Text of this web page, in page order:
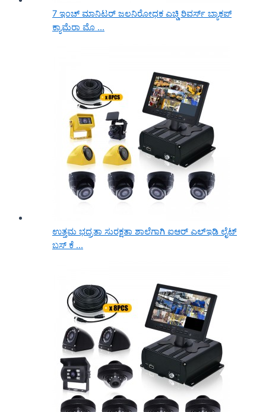
7 ಇಂಚ್ ಮಾನಿಟರ್ ಜಲನಿರೋಧಕ ಎಚ್ಡಿ ರಿವರ್ಸ್ ಬ್ಯಾಕಪ್
ಕ್ಯಾಮೆರಾ ಮೊ ...
ಉತ್ತಮ ಭದ್ರತಾ ಸುರಕ್ಷತಾ ಶಾಲೆಗಾಗಿ ಐಆರ್ ಎಲ್ಇಡಿ ಲೈಟ್
ಬಸ್ ಕೆ ...